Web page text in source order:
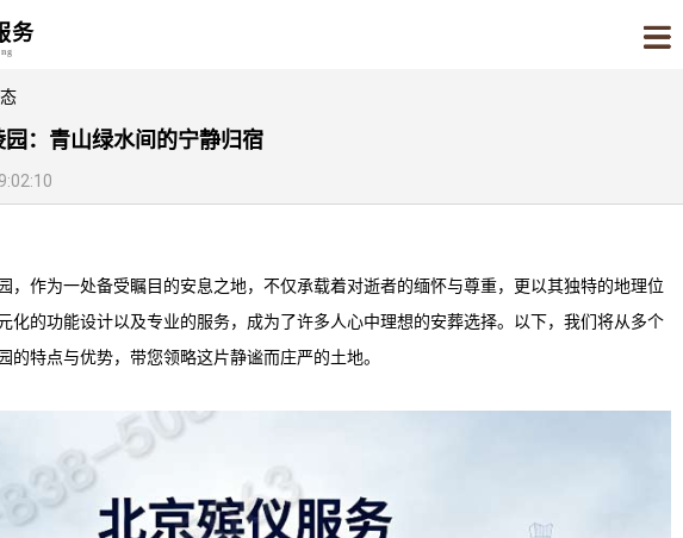
务
：青山绿水间的宁静归宿
，作为一处备受瞩目的安息之地，不仅承载着对逝者的缅怀与尊重，更以其独特的地理位
化的功能设计以及专业的服务，成为了许多人心中理想的安葬选择。以下，我们将从多个
的特点与优势，带您领略这片静谧而庄严的土地。